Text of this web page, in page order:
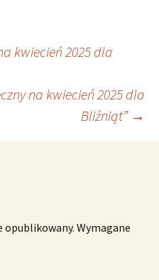
kwiecień 2025 dla
na kwiecień 2025 dla
Bliźniąt” →
opublikowany. Wymagane